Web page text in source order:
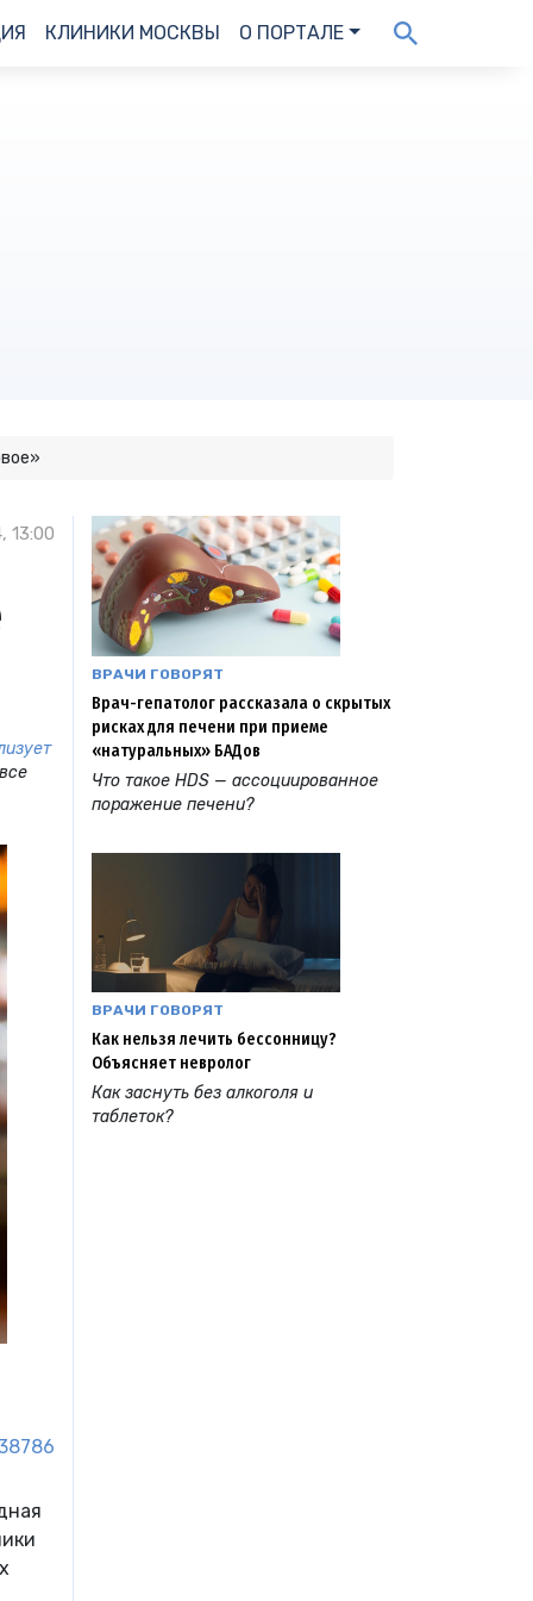
КЛИНИКИ МОСКВЫ О ПОРТАЛЕ
13:00
ВРАЧИ ГОВОРЯТ
Врач-гепатолог рассказала о скрытых
рисках для печени при приеме
«натуральных» БАДов
Что такое HDS — ассоциированное
поражение печени?
ВРАЧИ ГОВОРЯТ
Как нельзя лечить бессонницу?
Объясняет невролог
Как заснуть без алкоголя и
таблеток?